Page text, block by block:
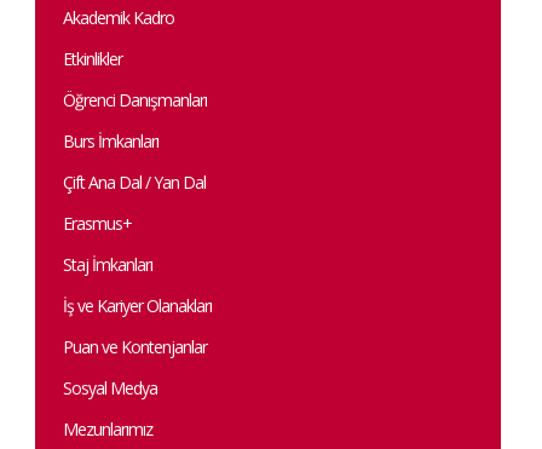
Akademik Kadro
Etkinlikler
Öğrenci Danışmanları
Burs İmkanları
Çift Ana Dal / Yan Dal
Erasmus+
Staj İmkanları
İş ve Kariyer Olanakları
Puan ve Kontenjanlar
Sosyal Medya
Mezunlarımız